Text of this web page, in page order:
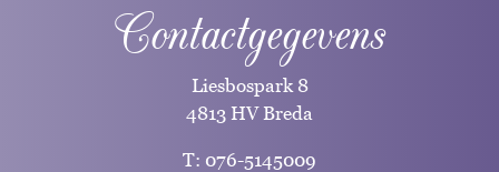
Contactgegevens
Liesbospark 8
4813 HV Breda
T: 076-5145009